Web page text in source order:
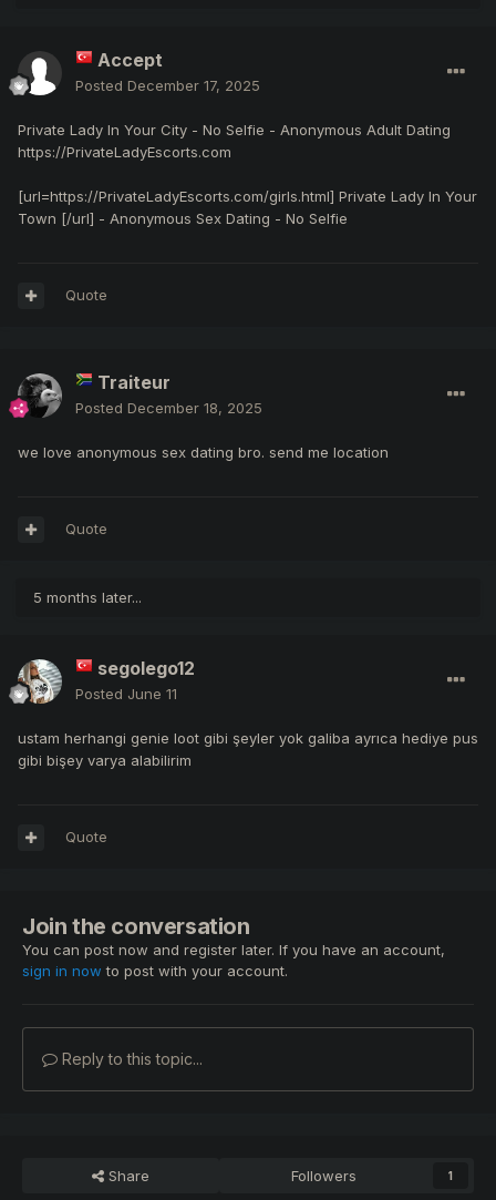
Accept
Posted December 17, 2025
Private Lady In Your City - No Selfie - Anonymous Adult Dating
https://PrivateLadyEscorts.com
[url=https://PrivateLadyEscorts.com/girls.html] Private Lady In Your
Town [/url] - Anonymous Sex Dating - No Selfie
Quote
Traiteur
Posted December 18, 2025
we love anonymous sex dating bro. send me location
Quote
5 months later...
segolego12
Posted June 11
ustam herhangi genie loot gibi şeyler yok galiba ayrıca hediye pus
gibi bişey varya alabilirim
Quote
Join the conversation
You can post now and register later. If you have an account,
sign in now to post with your account.
Reply to this topic...
Share Followers 1